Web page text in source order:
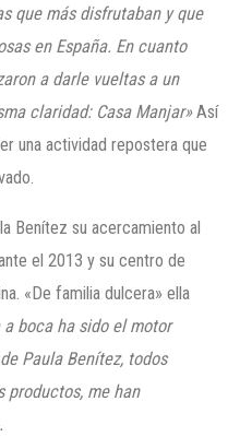
que más disfrutaban y que
en España. En cuanto
a darle vueltas a un
claridad: Casa Manjar» Así
una actividad repostera que
Benítez su acercamiento al
el 2013 y su centro de
«De familia dulcera» ella
a boca ha sido el motor
Paula Benítez, todos
productos, me han